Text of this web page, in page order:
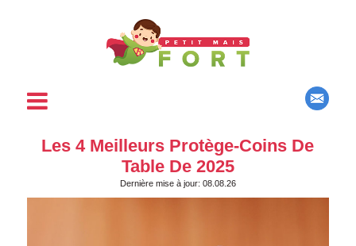
Les 4 Meilleurs Protège-Coins De
Table De 2025
Dernière mise à jour: 08.08.26